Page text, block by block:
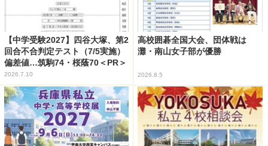
【中学受験2027】四谷大塚、第2
回合不合判定テスト（7/5実施）
偏差値…筑駒74・桜蔭70＜PR＞
2026.7.10
高校囲碁全国大会、団体戦は
灘・南山女子部が優勝
2026.8.5